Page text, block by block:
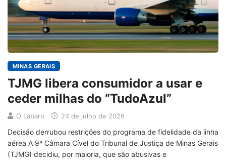
MINAS GERAIS
TJMG libera consumidor a usar e
ceder milhas do “TudoAzul”
O Lábaro 24 de julho de 2026
Decisão derrubou restrições do programa de fidelidade da linha
aérea A 9ª Câmara Cível do Tribunal de Justiça de Minas Gerais
(TJMG) decidiu, por maioria, que são abusivas e